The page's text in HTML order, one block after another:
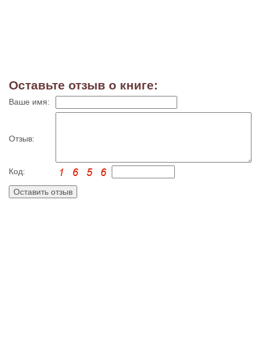
Оставьте отзыв о книге:
Ваше имя:
Отзыв:
Код: